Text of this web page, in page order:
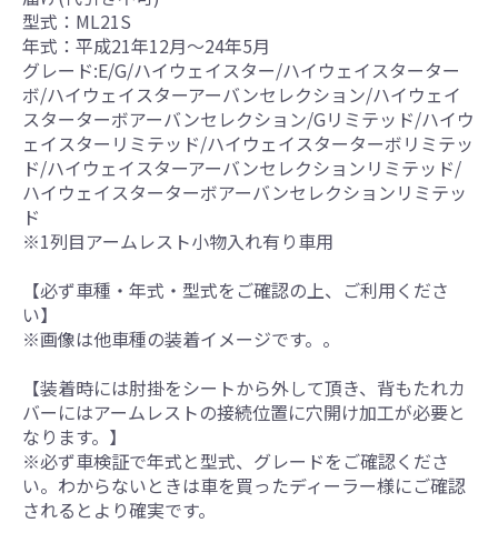
型式：ML21S
年式：平成21年12月～24年5月
グレード:E/G/ハイウェイスター/ハイウェイスターター
ボ/ハイウェイスターアーバンセレクション/ハイウェイ
スターターボアーバンセレクション/Gリミテッド/ハイウ
ェイスターリミテッド/ハイウェイスターターボリミテッ
ド/ハイウェイスターアーバンセレクションリミテッド/
ハイウェイスターターボアーバンセレクションリミテッ
ド
※1列目アームレスト小物入れ有り車用
【必ず車種・年式・型式をご確認の上、ご利用くださ
い】
※画像は他車種の装着イメージです。。
【装着時には肘掛をシートから外して頂き、背もたれカ
バーにはアームレストの接続位置に穴開け加工が必要と
なります。】
※必ず車検証で年式と型式、グレードをご確認くださ
い。わからないときは車を買ったディーラー様にご確認
されるとより確実です。